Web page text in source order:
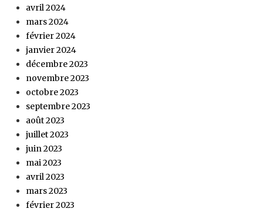
avril 2024
mars 2024
février 2024
janvier 2024
décembre 2023
novembre 2023
octobre 2023
septembre 2023
août 2023
juillet 2023
juin 2023
mai 2023
avril 2023
mars 2023
février 2023